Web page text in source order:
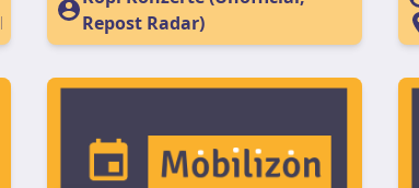
Germany
Repost Radar)